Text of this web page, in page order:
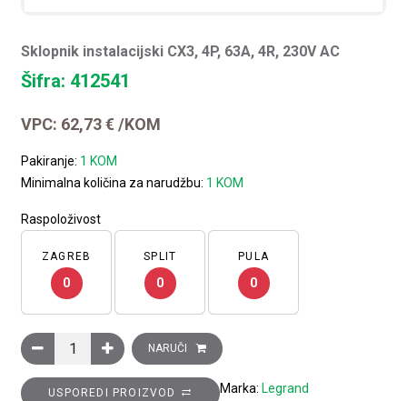
Sklopnik instalacijski CX3, 4P, 63A, 4R, 230V AC
Šifra: 412541
VPC: 62,73€ /KOM
Pakiranje: 1 KOM
Minimalna količina za narudžbu: 1 KOM
Raspoloživost
ZAGREB
0
SPLIT
0
PULA
0
Sklopnik instalacijski CX3, 4P, 63A, 4R, 230V AC količina
NARUČI
USPOREDI PROIZVOD Marka: Legrand